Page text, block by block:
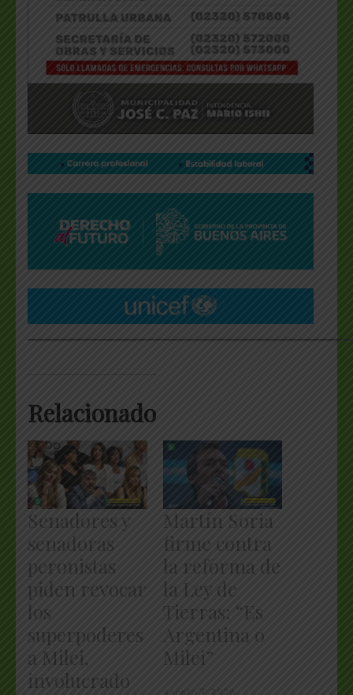
Relacionado
Senadores y
senadoras
peronistas
piden revocar
los
superpoderes
a Milei,
involucrado
Martín Soria
firme contra
la reforma de
la Ley de
Tierras: “Es
Argentina o
Milei”